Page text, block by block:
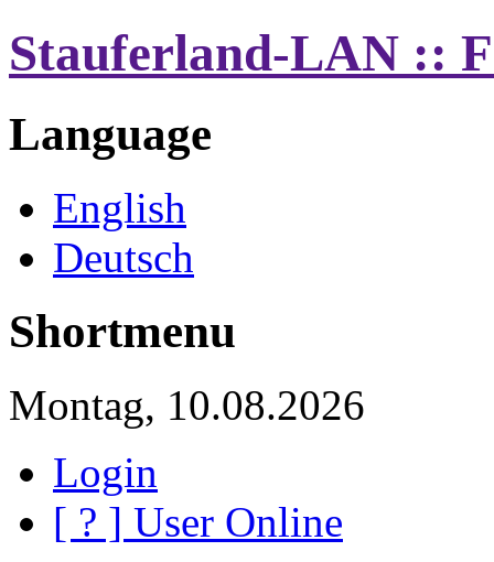
Stauferland-LAN ::
Language
English
Deutsch
Shortmenu
Montag, 10.08.2026
Login
[ ? ] User Online